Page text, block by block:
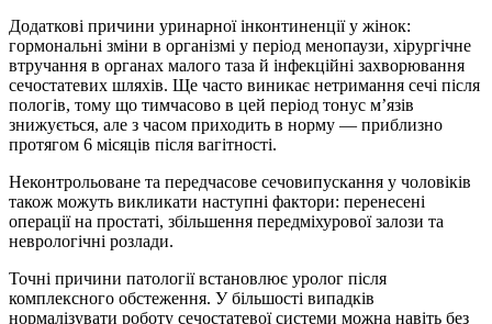
Додаткові причини уринарної інконтиненції у жінок:
гормональні зміни в організмі у період менопаузи, хірургічне
втручання в органах малого таза й інфекційні захворювання
сечостатевих шляхів. Ще часто виникає нетримання сечі після
пологів, тому що тимчасово в цей період тонус м’язів
знижується, але з часом приходить в норму — приблизно
протягом 6 місяців після вагітності.
Неконтрольоване та передчасове сечовипускання у чоловіків
також можуть викликати наступні фактори: перенесені
операції на простаті, збільшення передміхурової залози та
неврологічні розлади.
Точні причини патології встановлює уролог після
комплексного обстеження. У більшості випадків
нормалізувати роботу сечостатевої системи можна навіть без